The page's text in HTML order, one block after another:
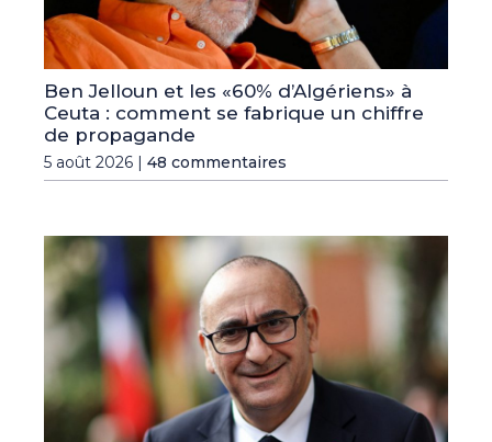
Ben Jelloun et les «60% d’Algériens» à
Ceuta : comment se fabrique un chiffre
de propagande
5 août 2026 | 48 commentaires